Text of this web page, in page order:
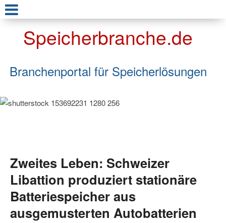
Speicherbranche.de
Branchenportal für Speicherlösungen
Zweites Leben: Schweizer
Libattion produziert stationäre
Batteriespeicher aus
ausgemusterten Autobatterien